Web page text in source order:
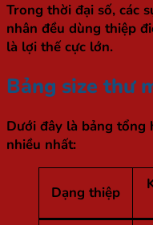
Trong thời đại số, các
nhân đều dùng thiệp
là lợi thế cực lớn.
Bảng size thư
Dưới đây là bảng tổng
nhiều nhất:
Dạng thiệp